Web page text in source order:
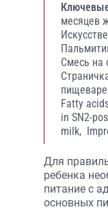
месяцев
Смесь на
Fatty
in SN2-
milk,
Для
ребенка
питание с
основных